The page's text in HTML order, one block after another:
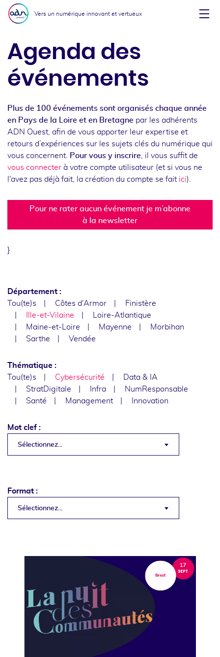
Aller au menu
Aller au contenu
Vers un numérique innovant et vertueux
Agenda des
événements
Plus de 100 événements sont organisés chaque année
en Pays de la Loire et en Bretagne par les adhérents
ADN Ouest, afin de vous apporter leur expertise et
retours d’expériences sur les sujets clés du numérique qui
vous concernent.
Pour vous y inscrire , il vous suffit de
vous connecter à votre compte utilisateur (et si vous ne
l'avez pas déjà fait, la création du compte se fait ici).
Pour ne rater aucun événement je m’abonne
à la newsletter
}
Département :
Tou(te)s
Côtes d'Armor
Finistère
Ille-et-Vilaine
Loire-Atlantique
Maine-et-Loire
Mayenne
Morbihan
Sarthe
Vendée
Thématique :
Tou(te)s
Cybersécurité
Data & IA
StratDigitale
Infra
NumResponsable
Santé
Management Innovation
Mot clef :
Sélectionnez...
Format :
Sélectionnez...